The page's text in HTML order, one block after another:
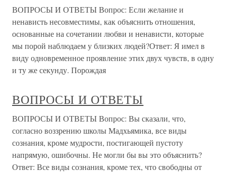
ВОПРОСЫ И ОТВЕТЫ Вопрос: Если желание и
ненависть несовместимы, как объяснить отношения,
основанные на сочетании любви и ненависти, которые
мы порой наблюдаем у близких людей?Ответ: Я имел в
виду одновременное проявление этих двух чувств, в одну
и ту же секунду. Порождая
ВОПРОСЫ И ОТВЕТЫ
ВОПРОСЫ И ОТВЕТЫ Вопрос: Вы сказали, что,
согласно воззрению школы Мадхьямика, все виды
сознания, кроме мудрости, постигающей пустоту
напрямую, ошибочны. Не могли бы вы это объяснить?
Ответ: Все виды сознания, кроме тех, что свободны от